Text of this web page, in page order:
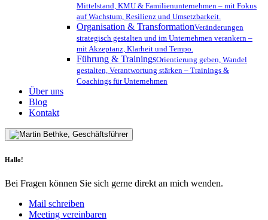
Mittelstand, KMU & Familienunternehmen – mit Fokus
auf Wachstum, Resilienz und Umsetzbarkeit.
Organisation & TransformationVeränderungen
strategisch gestalten und im Unternehmen verankern –
mit Akzeptanz, Klarheit und Tempo.
Führung & TrainingsOrientierung geben, Wandel
gestalten, Verantwortung stärken – Trainings &
Coachings für Unternehmen
Über uns
Blog
Kontakt
Hallo!
Bei Fragen können Sie sich gerne direkt an mich wenden.
Mail schreiben
Meeting vereinbaren